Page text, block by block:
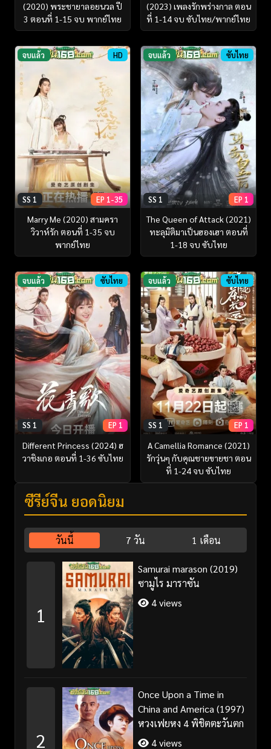
(2020) พระชายาลอยนวล ปี
3 ตอนที่ 1-15 จบ พากย์ไทย
(2023) เพลงรักพร่างกาล ตอน
ที่ 1-14 จบ ซับไทย/พากย์ไทย
จบแล้ว HD
SS 1 EP 1-35
Marry Me (2020) สามครา
วิวาห์รัก ตอนที่ 1-35 จบ
พากย์ไทย
จบแล้ว ซับไทย
SS 1 EP 1
The Queen of Attack (2021)
ทะลุมิติมาเป็นฮองเฮา ตอนที่
1-18 จบ ซับไทย
จบแล้ว ซับไทย
SS 1 EP 1
Different Princess (2024) ฮ
วาชิงเกอ ตอนที่ 1-36 ซับไทย
จบแล้ว ซับไทย
SS 1 EP 1
A Camellia Romance (2021)
รักวุ่นๆ กับคุณชายขายชา ตอน
ที่ 1-24 จบ ซับไทย
ซีรี่ย์จีน ยอดนิยม
วันนี้ 7 วัน 1 เดือน
1
Samurai marason (2019)
ซามูไร มาราซัน
4 views
2
Once Upon a Time in
China and America (1997)
หวงเฟยหง 4 พิชิตตะวันตก
4 views